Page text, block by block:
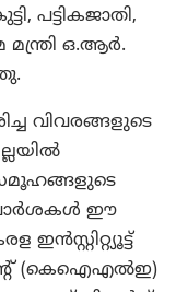
പട്ടികജാതി,
മന്ത്രി ഒ.ആർ.
വിവരങ്ങളുടെ
ഈ
ഇൻസ്റ്റിറ്റ്യൂട്ട്
(കെഐഎൽഇ)